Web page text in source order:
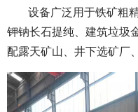
设备广泛用于铁矿粗
钾钠长石提纯、建筑垃圾
配露天矿山、井下选矿厂